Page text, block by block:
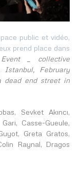
public et vidéo,
prend place dans
Event _ collective
Istanbul, February
dead end street in
Sevket Akıncı,
Casse-Gueule,
Greta Gratos,
Raynal, Dragos